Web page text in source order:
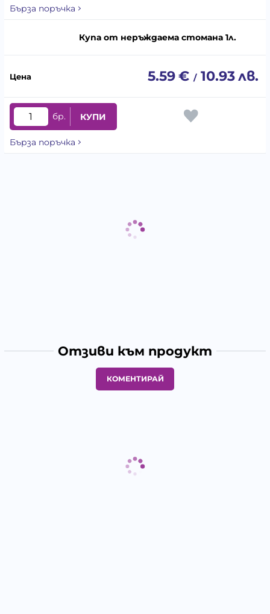
Бърза поръчка
Купа от неръждаема стомана 1л.
5.59€ / 10.93лв.
бр. КУПИ
Бърза поръчка
Отзиви към продукт
КОМЕНТИРАЙ